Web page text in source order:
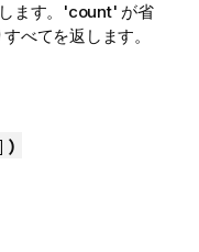
ます。'count' が省
べてを返します。
)